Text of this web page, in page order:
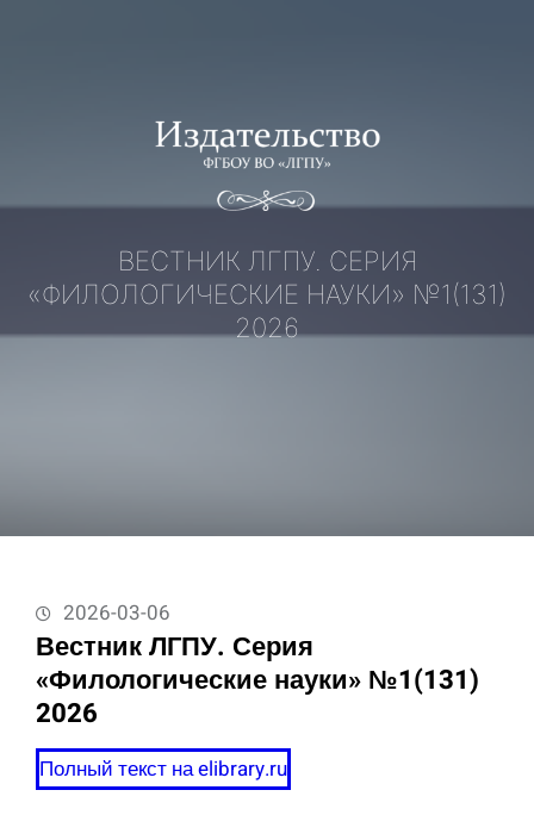
ВЕСТНИК ЛГПУ. СЕРИЯ
«ФИЛОЛОГИЧЕСКИЕ НАУКИ» №1(131)
2026
2026-03-06
Вестник ЛГПУ. Серия
«Филологические науки» №1(131)
2026
Полный текст на elibrary.ru